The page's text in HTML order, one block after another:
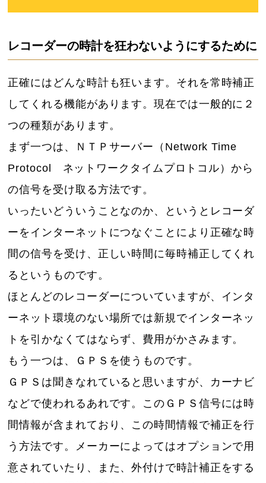
レコーダーの時計を狂わないようにするために
正確にはどんな時計も狂います。それを常時補正
してくれる機能があります。現在では一般的に２
つの種類があります。
まず一つは、ＮＴＰサーバー（Network Time
Protocol ネットワークタイムプロトコル）から
の信号を受け取る方法です。
いったいどういうことなのか、というとレコーダ
ーをインターネットにつなぐことにより正確な時
間の信号を受け、正しい時間に毎時補正してくれ
るというものです。
ほとんどのレコーダーについていますが、インタ
ーネット環境のない場所では新規でインターネッ
トを引かなくてはならず、費用がかさみます。
もう一つは、ＧＰＳを使うものです。
ＧＰＳは聞きなれていると思いますが、カーナビ
などで使われるあれです。このＧＰＳ信号には時
間情報が含まれており、この時間情報で補正を行
う方法です。メーカーによってはオプションで用
意されていたり、また、外付けで時計補正をする